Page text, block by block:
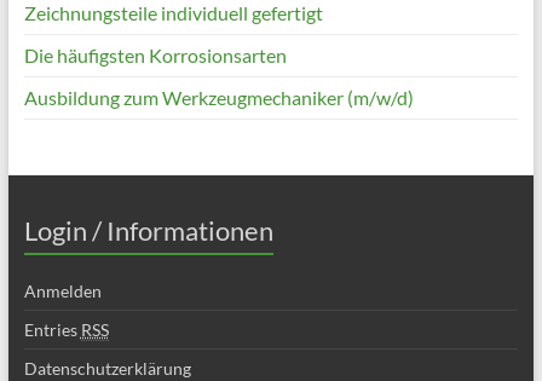
Zeichnungsteile individuell gefertigt
Die häufigsten Korrosionsarten
Ausbildung zum Werkzeugmechaniker (m/w/d)
Login / Informationen
Anmelden
Entries RSS
Datenschutzerklärung